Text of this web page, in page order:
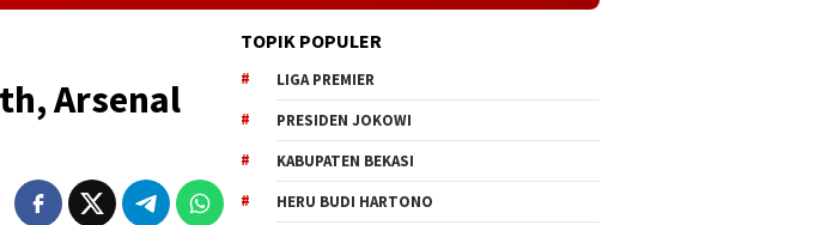
Arsenal
TOPIK POPULER
LIGA PREMIER
PRESIDEN JOKOWI
KABUPATEN BEKASI
HERU BUDI HARTONO